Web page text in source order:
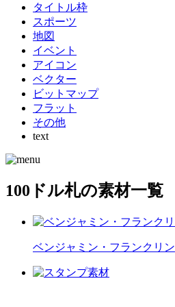
タイトル枠
スポーツ
地図
イベント
アイコン
ベクター
ビットマップ
フラット
その他
text
100ドル札の素材一覧
ベンジャミン・フランクリン